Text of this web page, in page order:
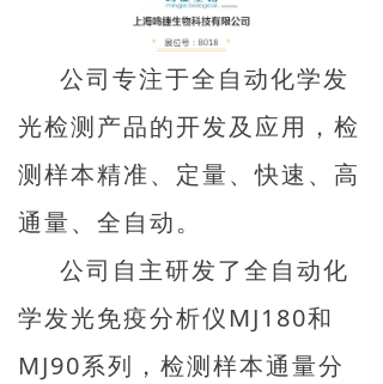
公司专注于全自动化学发
光检测产品的开发及应用，检
测样本精准、定量、快速、高
通量、全自动。
公司自主研发了全自动化
学发光免疫分析仪MJ180和
MJ90系列，检测样本通量分